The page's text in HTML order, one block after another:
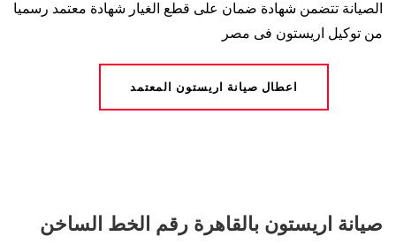
الصيانة تتضمن شهادة ضمان على قطع الغيار شهادة معتمد رسميا
من توكيل اريستون فى مصر
اعطال صيانة اريستون المعتمد
صيانة اريستون بالقاهرة رقم الخط الساخن